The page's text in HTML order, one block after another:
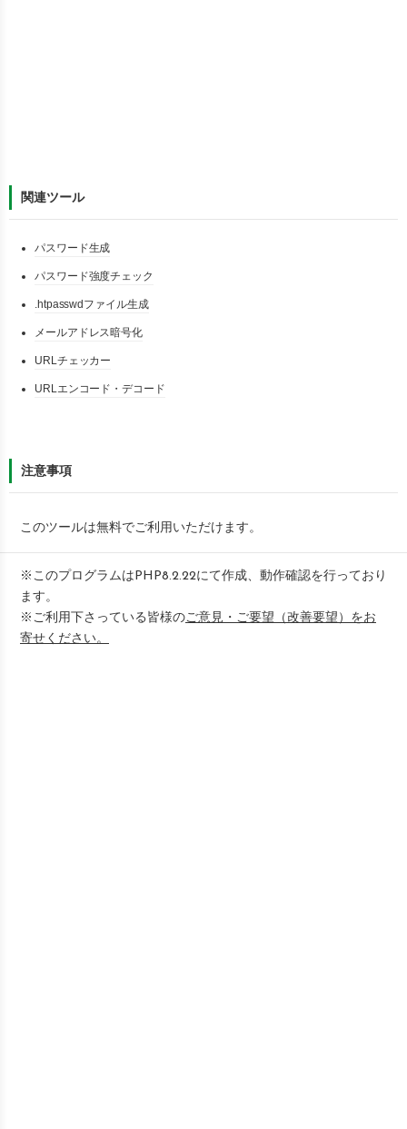
関連ツール
パスワード生成
パスワード強度チェック
.htpasswdファイル生成
メールアドレス暗号化
URLチェッカー
URLエンコード・デコード
注意事項
このツールは無料でご利用いただけます。
※このプログラムはPHP8.2.22にて作成、動作確認を行っており
ます。
※ご利用下さっている皆様のご意見・ご要望（改善要望）をお
寄せください。